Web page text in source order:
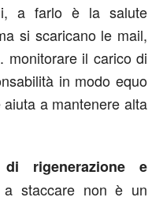
a farlo è la salute
si scaricano le mail,
monitorare il carico di
in modo equo
a mantenere alta
rigenerazione e
staccare non è un